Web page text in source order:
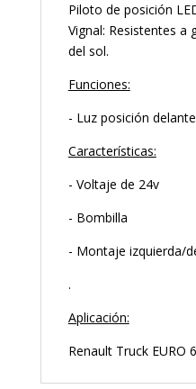
Piloto de posición
Vignal: Resistentes a
del sol.
Funciones:
- Luz posición
Características:
- Voltaje de 24v
- Bombilla
- Montaje izquierda/
.
Aplicación:
Renault Truck EURO